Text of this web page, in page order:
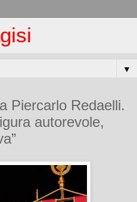
▼
Piercarlo Redaelli.
autorevole,